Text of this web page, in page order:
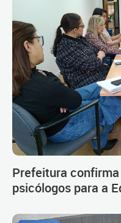
Prefeitura
psicólogos para a